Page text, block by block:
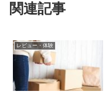
関連記事
レビュー・体験